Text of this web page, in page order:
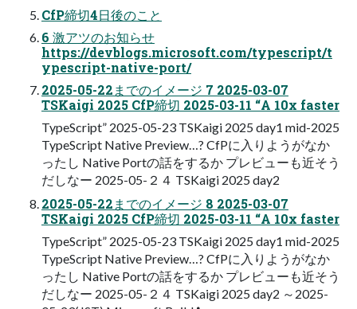
CfP締切4日後のこと
6 激アツのお知らせ
https://devblogs.microsoft.com/typescript/t
ypescript-native-port/
2025-05-22までのイメージ 7 2025-03-07
TSKaigi 2025 CfP締切 2025-03-11 “A 10x faster
TypeScript” 2025-05-23 TSKaigi 2025 day1 mid-2025
TypeScript Native Preview…? CfPに入りようがなか
ったし Native Portの話をするか プレビューも近そう
だしなー 2025-05-２４ TSKaigi 2025 day2
2025-05-22までのイメージ 8 2025-03-07
TSKaigi 2025 CfP締切 2025-03-11 “A 10x faster
TypeScript” 2025-05-23 TSKaigi 2025 day1 mid-2025
TypeScript Native Preview…? CfPに入りようがなか
ったし Native Portの話をするか プレビューも近そう
だしなー 2025-05-２４ TSKaigi 2025 day2 ～2025-